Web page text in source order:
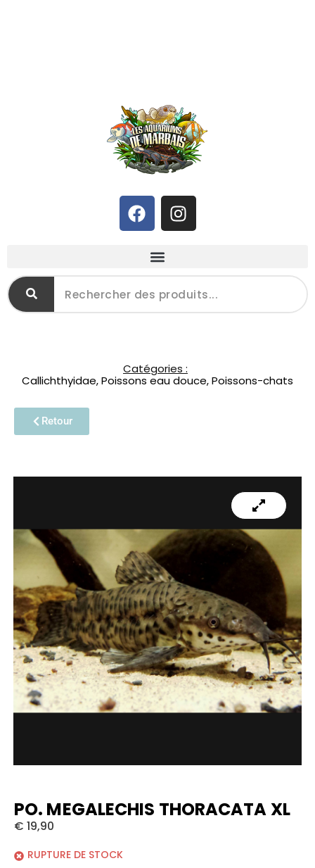
Catégories :
Callichthyidae,Poissons eau douce,Poissons-chats
Retour
PO. MEGALECHIS THORACATA XL
€ 19,90
RUPTURE DE STOCK